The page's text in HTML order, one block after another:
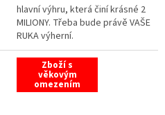
hlavní výhru, která činí krásné 2
MILIONY. Třeba bude právě VAŠE
RUKA výherní.
Zboží s
věkovým
omezením